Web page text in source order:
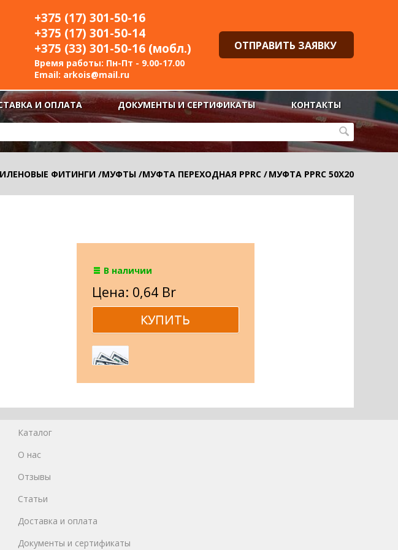
+375 (17) 301-50-16
+375 (17) 301-50-14
+375 (33) 301-50-16 (мобл.)
Время работы: Пн-Пт - 9.00-17.00
Email: arkois@mail.ru
ОТПРАВИТЬ ЗАЯВКУ
И ОПЛАТА ДОКУМЕНТЫ И СЕРТИФИКАТЫ КОНТАКТЫ
ФИТИНГИ /МУФТЫ /МУФТА ПЕРЕХОДНАЯ PPRC /МУФТА PPRC 50Х20
В наличии
Цена: 0,64 Br
Каталог
О нас
Отзывы
Статьи
Доставка и оплата
Документы и сертификаты